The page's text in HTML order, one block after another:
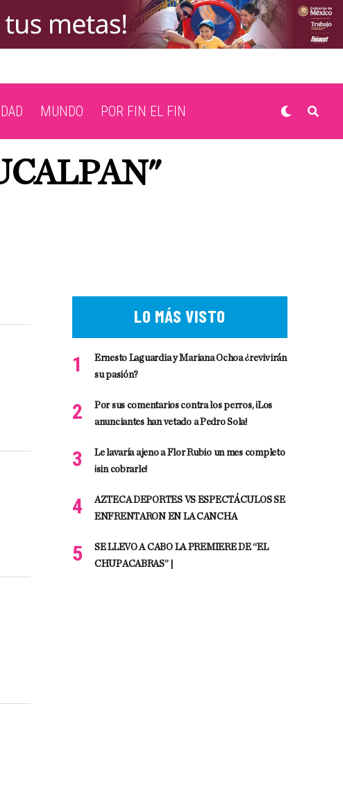
MUNDO POR FIN EL FIN
LO MÁS VISTO
Ernesto Laguardia y Mariana Ochoa ¿revivirán
su pasión?
Por sus comentarios contra los perros, ¡Los
anunciantes han vetado a Pedro Sola!
Le lavaría ajeno a Flor Rubio un mes completo
¡sin cobrarle!
AZTECA DEPORTES VS ESPECTÁCULOS SE
ENFRENTARON EN LA CANCHA
SE LLEVO A CABO LA PREMIERE DE “EL
CHUPACABRAS” |